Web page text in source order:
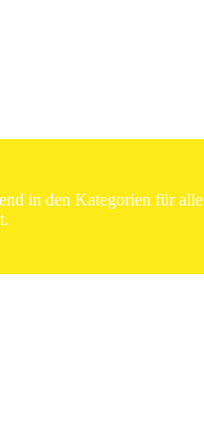
in den Kategorien für alle